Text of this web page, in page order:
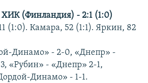
ХИК (Финландия) - 2:1 (1:0)
(1:0). Камара, 52 (1:1). Яркин, 82
Динамо» - 2-0, «Днепр» -
«Рубин» - «Днепр» 2-1,
Динамо» - 1-1.